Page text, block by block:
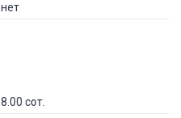
нет
8.00 сот.